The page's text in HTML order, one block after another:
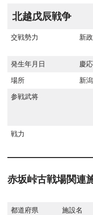
北越戊辰戦争
交戦勢力 新
発生年月日 慶
場所 新
参戦武将
戦力
赤坂峠古戦場関連
都道府県 施設名